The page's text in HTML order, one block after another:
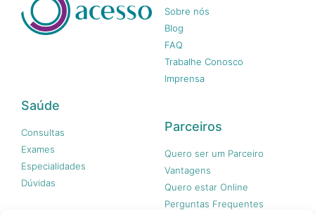
Sobre nós
Blog
FAQ
Trabalhe Conosco
Imprensa
Saúde
Consultas
Exames
Especialidades
Dúvidas
Parceiros
Quero ser um Parceiro
Vantagens
Quero estar Online
Perguntas Frequentes